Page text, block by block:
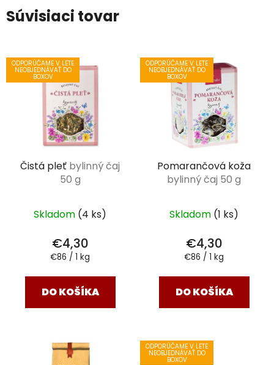
Súvisiaci tovar
ODPORÚČAME V LETE
NEOBJEDNÁVAŤ DO
BOXOV
Čistá pleť bylinný čaj
50 g
Skladom (4 ks)
€4,30
Jednotková
€86 / 1 kg
DO KOŠÍKA
ODPORÚČAME V LETE
NEOBJEDNÁVAŤ DO
BOXOV
Pomarančová koža
bylinný čaj 50 g
Skladom (1 ks)
€4,30
Jednotková
€86 / 1 kg
DO KOŠÍKA
ODPORÚČAME V LETE
NEOBJEDNÁVAŤ DO
BOXOV